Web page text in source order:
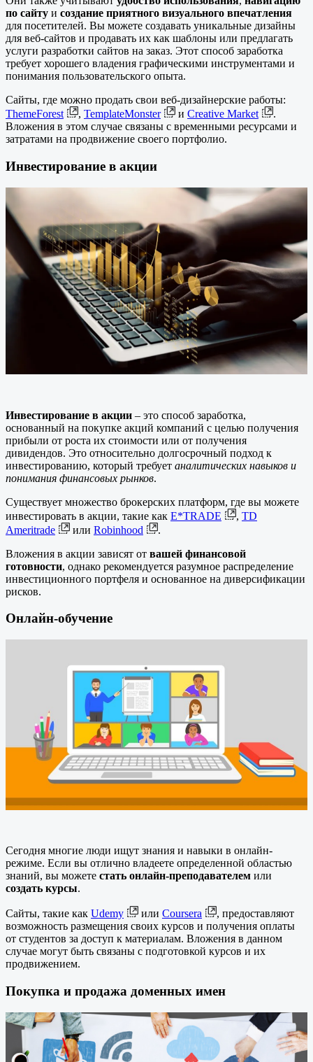
по сайту и создание приятного визуального впечатления
для посетителей. Вы можете создавать уникальные дизайны
для веб-сайтов и продавать их как шаблоны или предлагать
услуги разработки сайтов на заказ. Этот способ заработка
требует хорошего владения графическими инструментами и
понимания пользовательского опыта.
Сайты, где можно продать свои веб-дизайнерские работы:
ThemeForest
, TemplateMonster и Creative Market
.
Вложения в этом случае связаны с временными ресурсами и
затратами на продвижение своего портфолио.
Инвестирование в акции
Инвестирование в акции – это способ заработка,
основанный на покупке акций компаний с целью получения
прибыли от роста их стоимости или от получения
дивидендов. Это относительно долгосрочный подход к
инвестированию, который требует аналитических навыков и
понимания финансовых рынков.
Существует множество брокерских платформ, где вы можете
инвестировать в акции, такие как E*TRADE , TD
Ameritrade
или Robinhood
.
Вложения в акции зависят от вашей финансовой
готовности, однако рекомендуется разумное распределение
инвестиционного портфеля и основанное на диверсификации
рисков.
Онлайн-обучение
Сегодня многие люди ищут знания и навыки в онлайн-
режиме. Если вы отлично владеете определенной областью
знаний, вы можете стать онлайн-преподавателем или
создать курсы.
Сайты, такие как Udemy или Coursera
, предоставляют
возможность размещения своих курсов и получения оплаты
от студентов за доступ к материалам. Вложения в данном
случае могут быть связаны с подготовкой курсов и их
продвижением.
Покупка и продажа доменных имен